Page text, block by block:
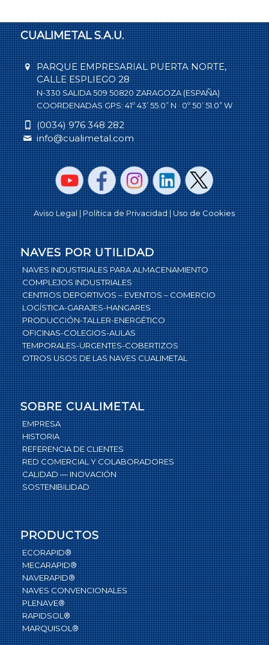
CUALIMETAL S.A.U.
PARQUE EMPRESARIAL PUERTA NORTE,
CALLE ESPLIEGO 28
N-330 SALIDA 509 50820 ZARAGOZA (ESPAÑA)
COORDENADAS GPS: 41º 43’ 55.0” N · 0º 50’ 51.0” W
(0034) 976 348 282
info@cualimetal.com
Aviso Legal |Política de Privacidad| Uso de Cookies
NAVES POR UTILIDAD
NAVES INDUSTRIALES PARA ALMACENAMIENTO
COMPLEJOS INDUSTRIALES
CENTROS DEPORTIVOS – EVENTOS – COMERCIO
LOGÍSTICA-GARAJES-HANGARES
PRODUCCIÓN-TALLER-ENERGÉTICO
OFICINAS-COLEGIOS-AULAS
TEMPORALES-URGENTES-COBERTIZOS
OTROS USOS DE LAS NAVES CUALIMETAL
SOBRE CUALIMETAL
EMPRESA
HISTORIA
REFERENCIA DE CLIENTES
RED COMERCIAL Y COLABORADORES
CALIDAD — INOVACIÓN
SOSTENIBILIDAD
PRODUCTOS
ECORAPID®
MECARAPID®
NAVERAPID®
NAVES CONVENCIONALES
PLENAVE®
RAPIDSOL®
MARQUISOL®